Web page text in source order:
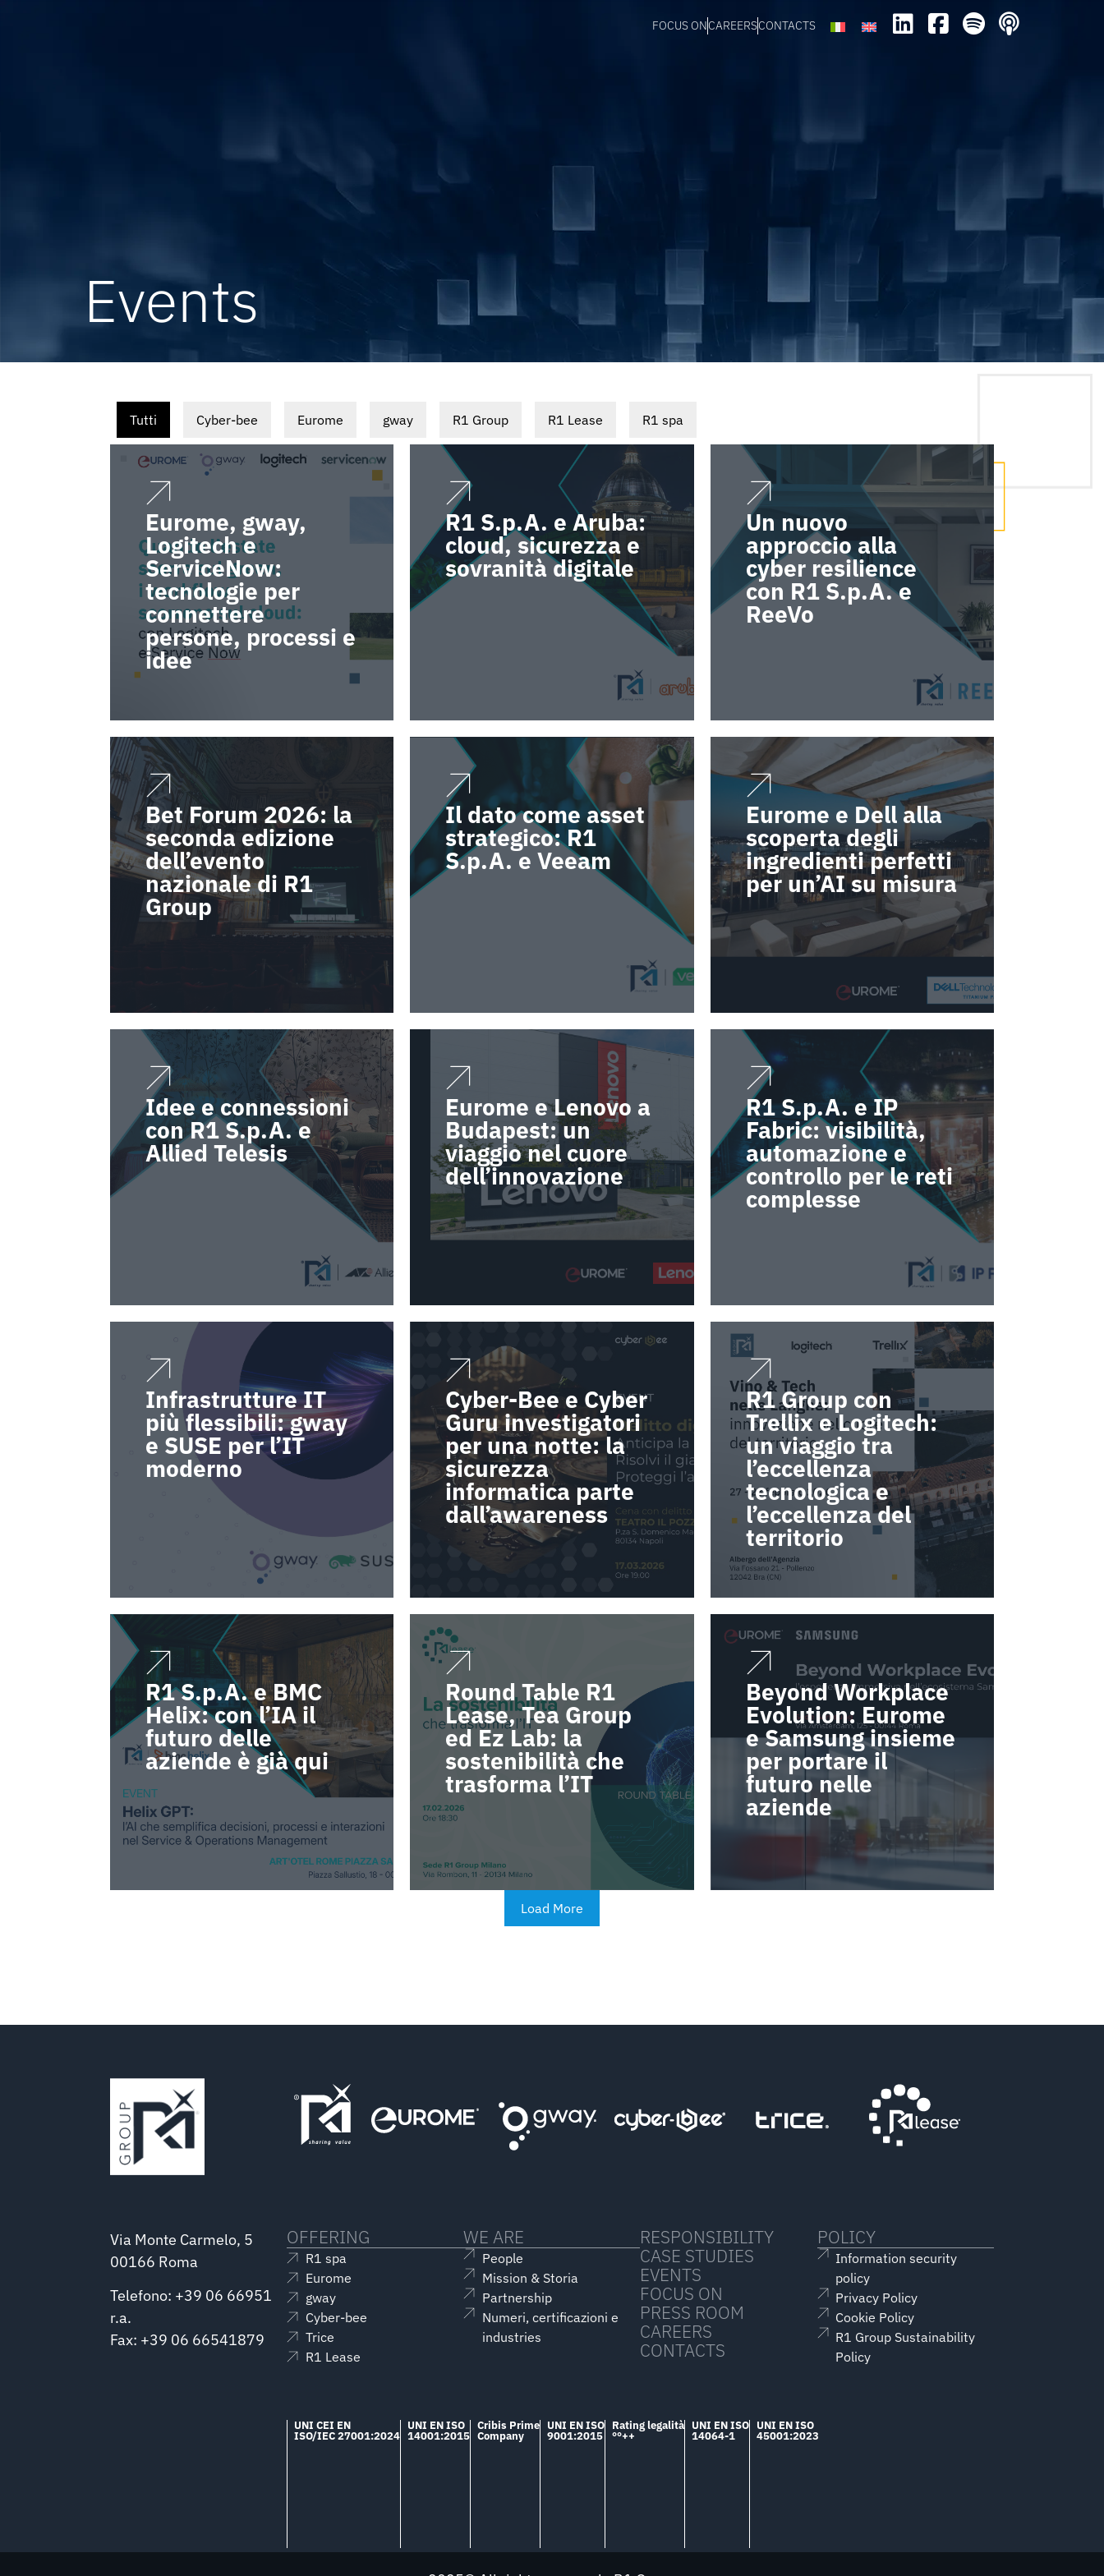
FOCUS ONCAREERSCONTACTS
Events
Tutti Cyber-bee Eurome gway R1 Group R1 Lease R1 spa
Eurome, gway,
Logitech e
ServiceNow:
tecnologie per
connettere
persone, processi e
idee
R1 S.p.A. e Aruba:
cloud, sicurezza e
sovranità digitale
Un nuovo
approccio alla
cyber resilience
con R1 S.p.A. e
ReeVo
Bet Forum 2026: la
seconda edizione
dell’evento
nazionale di R1
Group
Il dato come asset
strategico: R1
S.p.A. e Veeam
Eurome e Dell alla
scoperta degli
ingredienti perfetti
per un’AI su misura
Idee e connessioni
con R1 S.p.A. e
Allied Telesis
Eurome e Lenovo a
Budapest: un
viaggio nel cuore
dell’innovazione
R1 S.p.A. e IP
Fabric: visibilità,
automazione e
controllo per le reti
complesse
Infrastrutture IT
più flessibili: gway
e SUSE per l’IT
moderno
Cyber-Bee e Cyber
Guru investigatori
per una notte: la
sicurezza
informatica parte
dall’awareness
R1 Group con
Trellix e Logitech:
un viaggio tra
l’eccellenza
tecnologica e
l’eccellenza del
territorio
R1 S.p.A. e BMC
Helix: con l’IA il
futuro delle
aziende è già qui
Round Table R1
Lease, Tea Group
ed Ez Lab: la
sostenibilità che
trasforma l’IT
Beyond Workplace
Evolution: Eurome
e Samsung insieme
per portare il
futuro nelle
aziende
Load More
Via Monte Carmelo, 5
00166 Roma
Telefono: +39 06 66951
r.a.
Fax: +39 06 66541879
OFFERING
R1 spa
Eurome
gway
Cyber-bee
Trice
R1 Lease
WE ARE
People
Mission & Storia
Partnership
Numeri, certificazioni e
industries
RESPONSIBILITY
CASE STUDIES
EVENTS
FOCUS ON
PRESS ROOM
CAREERS
CONTACTS
POLICY
Information security
policy
Privacy Policy
Cookie Policy
R1 Group Sustainability
Policy
UNI CEI EN
ISO/IEC 27001:2024
UNI EN ISO
14001:2015
Cribis Prime
Company
UNI EN ISO
9001:2015
Rating legalità
°°++
UNI EN ISO
14064-1
UNI EN ISO
45001:2023